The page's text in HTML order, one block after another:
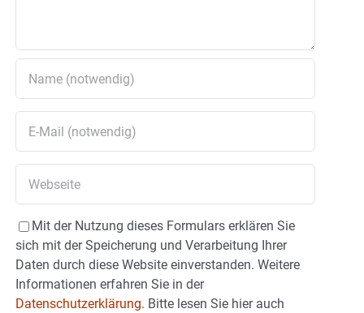
Mit der Nutzung dieses Formulars erklären Sie
sich mit der Speicherung und Verarbeitung Ihrer
Daten durch diese Website einverstanden. Weitere
Informationen erfahren Sie in der
Datenschutzerklärung. Bitte lesen Sie hier auch